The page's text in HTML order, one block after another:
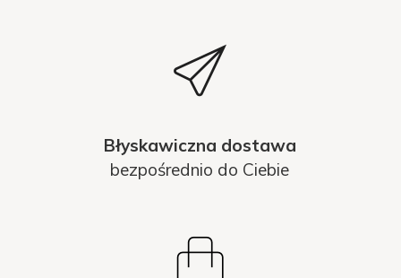
Błyskawiczna dostawa
bezpośrednio do Ciebie